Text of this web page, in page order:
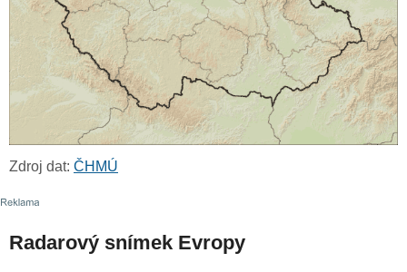
Zdroj dat: ČHMÚ
Radarový snímek Evropy